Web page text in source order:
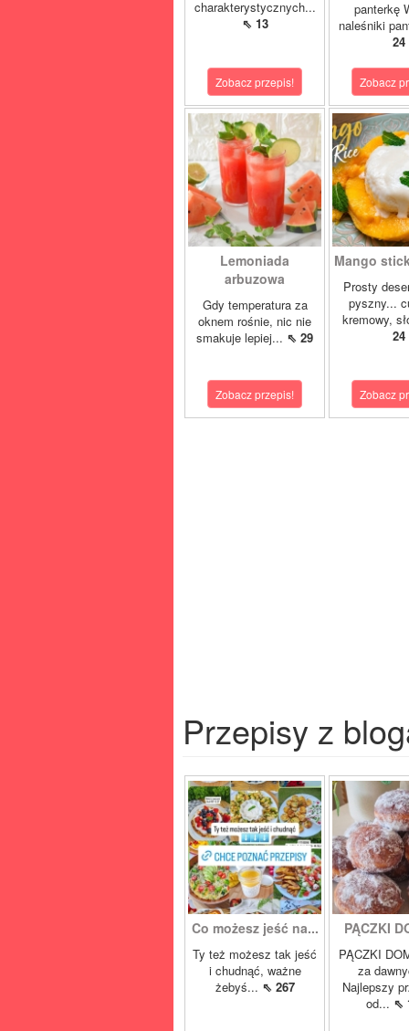
charakterystycznych...
⇖ 13
Zobacz przepis!
panterkę
naleśniki
24
Zobacz
Lemoniada
arbuzowa
Gdy temperatura za
oknem rośnie, nic nie
smakuje lepiej... ⇖ 29
Zobacz przepis!
Mango
Prosty
pyszny...
kremowy,
24
Zobacz
Przepisy z
Co możesz jeść na...
Ty też możesz tak jeść
i chudnąć, ważne
żebyś... ⇖ 267
PĄCZKI
PĄCZKI
za
Najlepszy
od... ⇖